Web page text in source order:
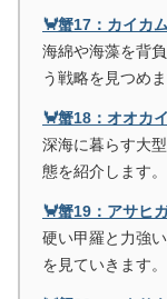
🦀蟹17：カイカ
海綿や海藻を背
う戦略を見つめま
🦀蟹18：オオカ
深海に暮らす大
態を紹介します。
🦀蟹19：アサヒ
硬い甲羅と力強
を見ていきます。